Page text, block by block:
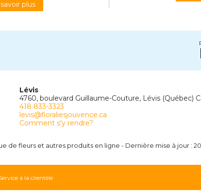
plus
Lévis
4760, boulevard Guillaume-Couture, Lévis (Québec)
418 833-3323
levis@floraliesjouvence.ca
Comment s'y rendre?
fleurs et autres produits en ligne - Dernière mise à jour :
à la clientèle